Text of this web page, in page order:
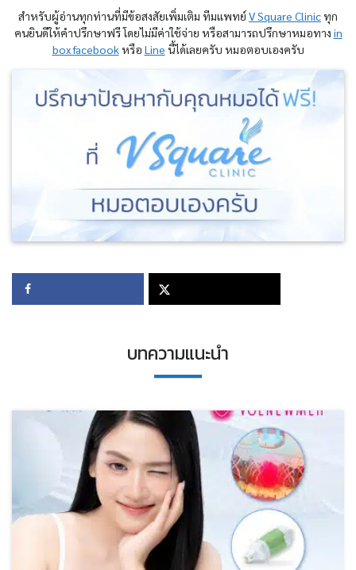
สำหรับผู้อ่านทุกท่านที่มีข้อสงสัยเพิ่มเติม ทีมแพทย์V Square Clinicทุก
คนยินดีให้คำปรึกษาฟรี โดยไม่มีค่าใช้จ่าย หรือสามารถปรึกษาหมอทาง in
box facebookหรือ Line นี้ได้เลยครับ หมอตอบเองครับ
บทความแนะนำ